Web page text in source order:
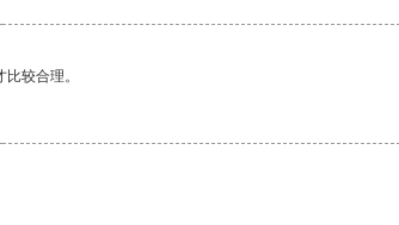
较合理。